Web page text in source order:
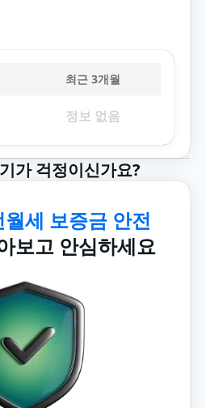
최근 3개월
정보 없음
가 걱정이신가요?
월세 보증금 안전
보고 안심하세요